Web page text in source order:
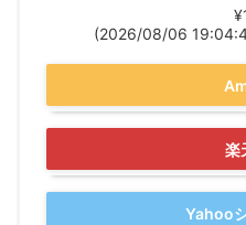
(2026/08/06
楽
Yahoo